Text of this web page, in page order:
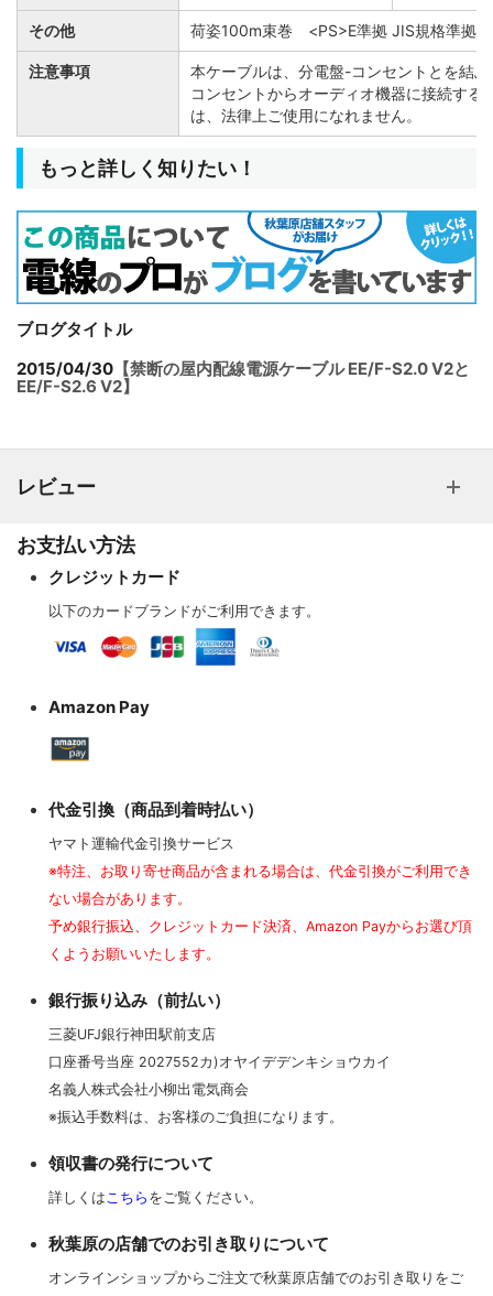
その他 荷姿100m束巻 <PS>E準拠 JIS規格準拠
注意事項
本ケーブルは、分電盤-コンセントとを結
コンセントからオーディオ機器に接続する
は、法律上ご使用になれません。
もっと詳しく知りたい！
ブログタイトル
2015/04/30 【禁断の屋内配線電源ケーブル EE/F-S2.0 V2と
EE/F-S2.6 V2】
レビュー
お支払い方法
クレジットカード
以下のカードブランドがご利用できます。
Amazon Pay
代金引換（商品到着時払い）
ヤマト運輸代金引換サービス
※特注、お取り寄せ商品が含まれる場合は、代金引換がご利用でき
ない場合があります。
予め銀行振込、クレジットカード決済、Amazon Payからお選び頂
くようお願いいたします。
銀行振り込み（前払い）
三菱UFJ銀行神田駅前支店
口座番号当座 2027552カ)オヤイデデンキショウカイ
名義人株式会社小柳出電気商会
※振込手数料は、お客様のご負担になります。
領収書の発行について
詳しくはこちら をご覧ください。
秋葉原の店舗でのお引き取りについて
オンラインショップからご注文で秋葉原店舗でのお引き取りをご